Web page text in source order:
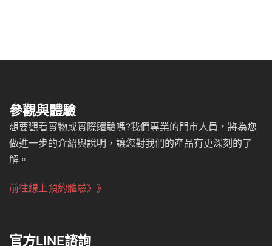
參觀與體驗
想要觀看實物或實際體驗嗎?我們專業的門市人員，將為您
做進一步的介紹與說明，讓您對我們的產品有更深刻的了
解。
前往線上預約體驗》》
官方LINE諮詢